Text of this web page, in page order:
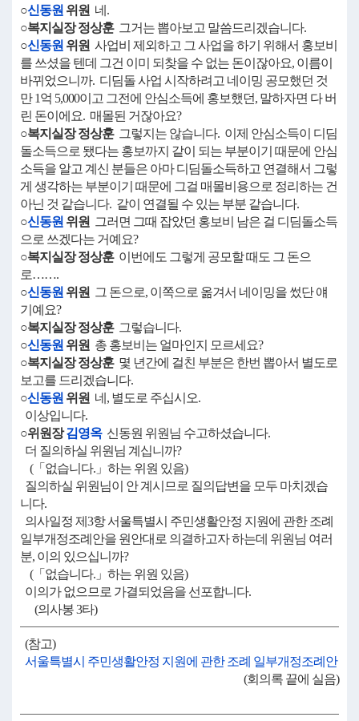
○신동원 위원 네.
○복지실장 정상훈그거는 뽑아보고 말씀드리겠습니다.
○신동원 위원 사업비 제외하고 그 사업을 하기 위해서 홍보비
를 쓰셨을 텐데 그건 이미 되찾을 수 없는 돈이잖아요, 이름이
바뀌었으니까. 디딤돌 사업 시작하려고 네이밍 공모했던 것
만 1억 5,000이고 그전에 안심소득에 홍보했던, 말하자면 다 버
린 돈이에요. 매몰된 거잖아요?
○복지실장 정상훈그렇지는 않습니다. 이제 안심소득이 디딤
돌소득으로 됐다는 홍보까지 같이 되는 부분이기 때문에 안심
소득을 알고 계신 분들은 아마 디딤돌소득하고 연결해서 그렇
게 생각하는 부분이기 때문에 그걸 매몰비용으로 정리하는 건
아닌 것 같습니다. 같이 연결될 수 있는 부분 같습니다.
○신동원 위원 그러면 그때 잡았던 홍보비 남은 걸 디딤돌소득
으로 쓰겠다는 거예요?
○복지실장 정상훈이번에도 그렇게 공모할 때도 그 돈으
로…….
○신동원 위원 그 돈으로, 이쪽으로 옮겨서 네이밍을 썼단 얘
기예요?
○복지실장 정상훈그렇습니다.
○신동원 위원 총 홍보비는 얼마인지 모르세요?
○복지실장 정상훈몇 년간에 걸친 부분은 한번 뽑아서 별도로
보고를 드리겠습니다.
○신동원 위원 네, 별도로 주십시오.
이상입니다.
○위원장김영옥신동원 위원님 수고하셨습니다.
더 질의하실 위원님 계십니까?
(「없습니다.」하는 위원 있음)
질의하실 위원님이 안 계시므로 질의답변을 모두 마치겠습
니다.
의사일정 제3항 서울특별시 주민생활안정 지원에 관한 조례
일부개정조례안을 원안대로 의결하고자 하는데 위원님 여러
분, 이의 있으십니까?
(「없습니다.」하는 위원 있음)
이의가 없으므로 가결되었음을 선포합니다.
(의사봉 3타)
(참고)
서울특별시 주민생활안정 지원에 관한 조례 일부개정조례안
(회의록 끝에 실음)